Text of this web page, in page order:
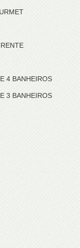
4 BANHEIROS
3 BANHEIROS